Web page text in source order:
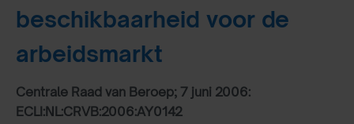
beschikbaarheid voor de
arbeidsmarkt
Centrale Raad van Beroep; 7 juni 2006:
ECLI:NL:CRVB:2006:AY0142